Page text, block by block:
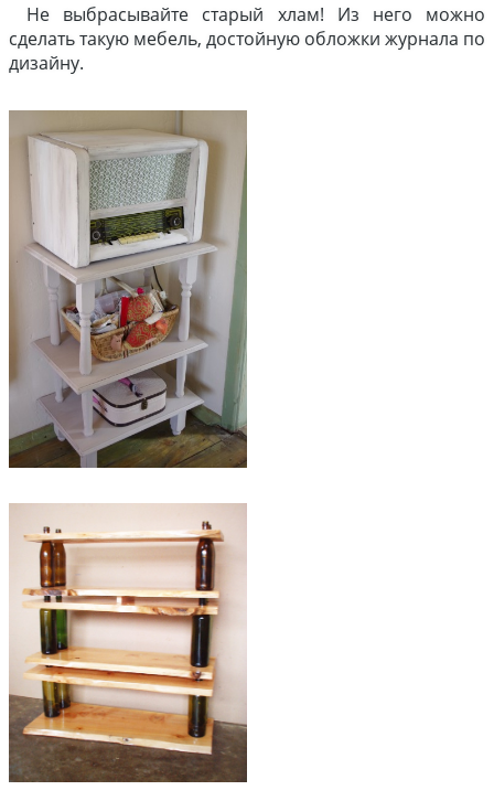
Не выбрасывайте старый хлам! Из него можно
сделать такую мебель, достойную обложки журнала по
дизайну.